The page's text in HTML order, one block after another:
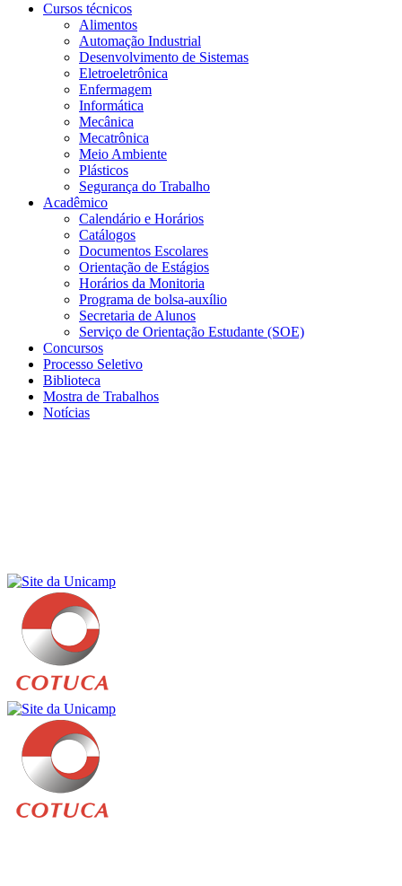
Cursos técnicos
Alimentos
Automação Industrial
Desenvolvimento de Sistemas
Eletroeletrônica
Enfermagem
Informática
Mecânica
Mecatrônica
Meio Ambiente
Plásticos
Segurança do Trabalho
Acadêmico
Calendário e Horários
Catálogos
Documentos Escolares
Orientação de Estágios
Horários da Monitoria
Programa de bolsa-auxílio
Secretaria de Alunos
Serviço de Orientação Estudante (SOE)
Concursos
Processo Seletivo
Biblioteca
Mostra de Trabalhos
Notícias